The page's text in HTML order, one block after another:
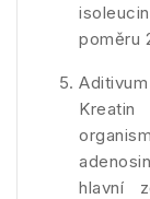
poměru
hlavní